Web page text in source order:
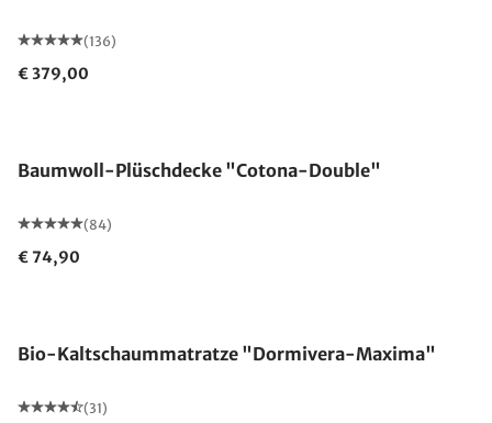
(136)
€ 379,00
Baumwoll-Plüschdecke "Cotona-Double"
(84)
€ 74,90
Bio-Kaltschaummatratze "Dormivera-Maxima"
(31)